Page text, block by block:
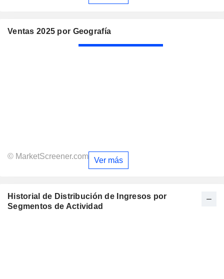
Ventas 2025 por Geografía
© MarketScreener.com Ver más
Historial de Distribución de Ingresos por
Segmentos de Actividad